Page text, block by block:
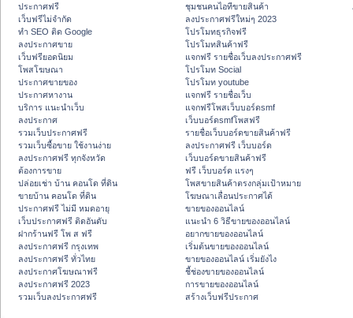
ประกาศฟรี
เว็บฟรีไม่จำกัด
ทำ SEO ติด Google
ลงประกาศขาย
เว็บฟรียอดนิยม
โพสโฆษณา
ประกาศขายของ
ประกาศหางาน
บริการ แนะนำเว็บ
ลงประกาศ
รวมเว็บประกาศฟรี
รวมเว็บซื้อขาย ใช้งานง่าย
ลงประกาศฟรี ทุกจังหวัด
ต้องการขาย
ปล่อยเช่า บ้าน คอนโด ที่ดิน
ขายบ้าน คอนโด ที่ดิน
ประกาศฟรี ไม่มี หมดอายุ
เว็บประกาศฟรี ติดอันดับ
ฝากร้านฟรี โพ ส ฟรี
ลงประกาศฟรี กรุงเทพ
ลงประกาศฟรี ทั่วไทย
ลงประกาศโฆษณาฟรี
ลงประกาศฟรี 2023
รวมเว็บลงประกาศฟรี
ชุมชนคนไอทีขายสินค้า
ลงประกาศฟรีใหม่ๆ 2023
โปรโมทธุรกิจฟรี
โปรโมทสินค้าฟรี
แจกฟรี รายชื่อเว็บลงประกาศฟรี
โปรโมท Social
โปรโมท youtube
แจกฟรี รายชื่อเว็บ
แจกฟรีโพสเว็บบอร์ดsmf
เว็บบอร์ดsmfโพสฟรี
รายชื่อเว็บบอร์ดขายสินค้าฟรี
ลงประกาศฟรี เว็บบอร์ด
เว็บบอร์ดขายสินค้าฟรี
ฟรี เว็บบอร์ด แรงๆ
โพสขายสินค้าตรงกลุ่มเป้าหมาย
โฆษณาเลื่อนประกาศได้
ขายของออนไลน์
แนะนำ 6 วิธีขายของออนไลน์
อยากขายของออนไลน์
เริ่มต้นขายของออนไลน์
ขายของออนไลน์ เริ่มยังไง
ชี้ช่องขายของออนไลน์
การขายของออนไลน์
สร้างเว็บฟรีประกาศ